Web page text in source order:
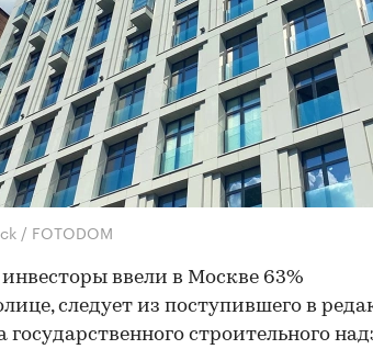
/ FOTODOM
ввели в Москве 63%
следует из поступившего в
строительного